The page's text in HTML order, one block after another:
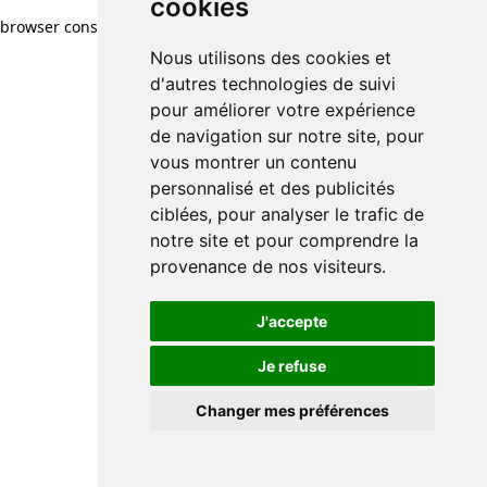
cookies
Nous utilisons des cookies et
d'autres technologies de suivi
pour améliorer votre expérience
de navigation sur notre site, pour
vous montrer un contenu
personnalisé et des publicités
ciblées, pour analyser le trafic de
notre site et pour comprendre la
provenance de nos visiteurs.
J'accepte
Je refuse
Changer mes préférences
browser console for more information)